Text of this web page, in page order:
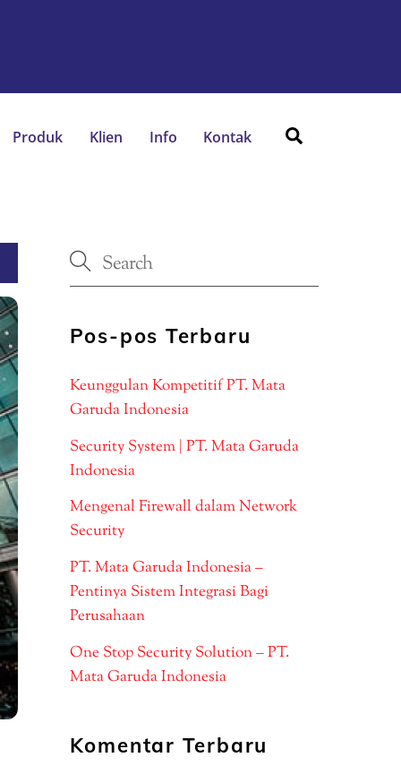
Produk Klien Info Kontak
Pos-pos Terbaru
Keunggulan Kompetitif PT. Mata
Garuda Indonesia
Security System | PT. Mata Garuda
Indonesia
Mengenal Firewall dalam Network
Security
PT. Mata Garuda Indonesia –
Pentinya Sistem Integrasi Bagi
Perusahaan
One Stop Security Solution – PT.
Mata Garuda Indonesia
Komentar Terbaru